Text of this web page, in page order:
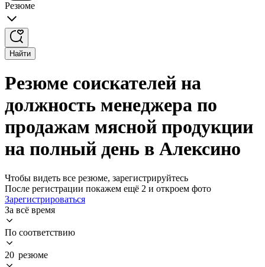
Резюме
Найти
Резюме соискателей на
должность менеджера по
продажам мясной продукции
на полный день в Алексино
Чтобы видеть все резюме, зарегистрируйтесь
После регистрации покажем ещё 2 и откроем фото
Зарегистрироваться
За всё время
По соответствию
20 резюме